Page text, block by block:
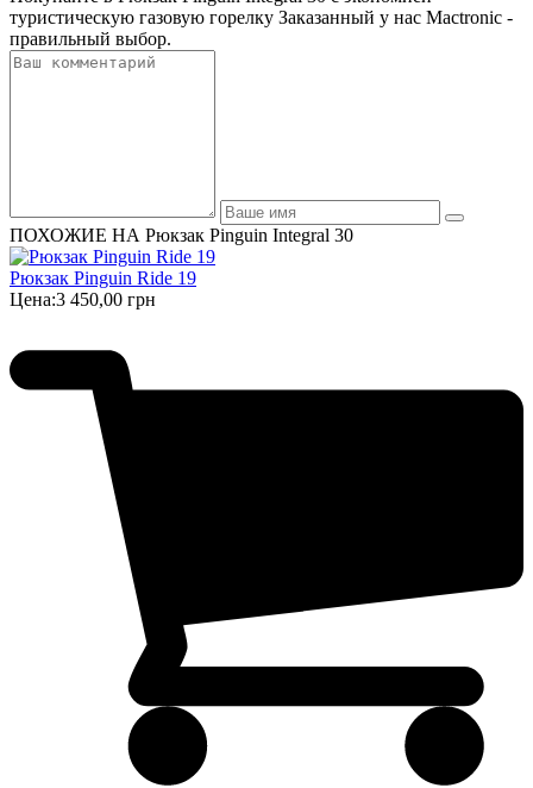
туристическую газовую горелку Заказанный у нас Mactronic -
правильный выбор.
ПОХОЖИЕ НА Рюкзак Pinguin Integral 30
Рюкзак Pinguin Ride 19
Цена:3 450,00 грн